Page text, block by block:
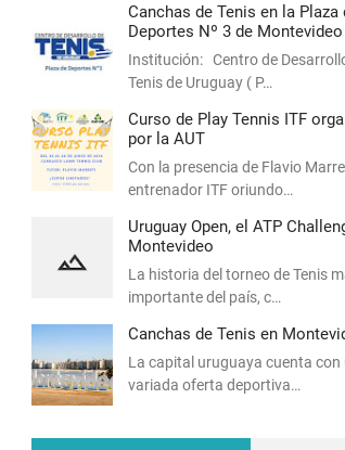
Canchas de Tenis en la Plaza
Deportes Nº 3 de Montevideo
Institución: Centro de
Tenis de Uruguay ( P…
Curso de Play Tennis ITF
por la AUT
Con la presencia de Flavio
entrenador ITF oriundo…
Uruguay Open, el ATP
Montevideo
La historia del torneo de Tenis
importante del país, c…
Canchas de Tenis en
La capital uruguaya cuenta con
variada oferta deportiva…